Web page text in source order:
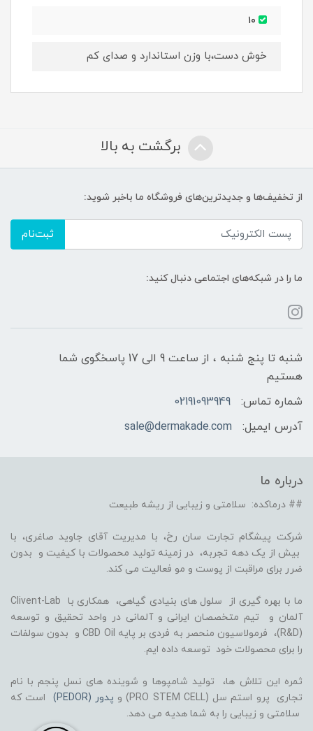
خوش دست،با وزن استاندارد و صدای کم
برگشت به بالا
از تخفیف‌ها و جدیدترین‌های فروشگاه ما باخبر شوید:
ثبت‌نام
ما را در شبکه‌های اجتماعی دنبال کنید:
شنبه تا پنج شنبه ، از ساعت 9 الی 17 پاسخگوی شما
هستیم
شماره تماس:
02191093949
آدرس ایمیل:
sale@dermakade.com
درباره ما
## درماکده: سلامتی و زیبایی از ریشه طبیعت
شرکت پیشگام تجارت سان رخ، با مدیریت آقای جاوید صاغری، با
بیش از یک دهه تجربه، در زمینه تولید محصولات با کیفیت و بدون
ضرر برای مراقبت از پوست و مو فعالیت می کند.
ما با بهره گیری از سلول های بنیادی گیاهی، همکاری با Clivent-Lab
آلمان و تیم متخصصان ایرانی و آلمانی در واحد تحقیق و توسعه
(R&D)، فرمولاسیون منحصر به فردی بر پایه CBD Oil و بدون سولفات
را برای محصولات خود توسعه داده ایم.
ثمره این تلاش ها، تولید شامپوها و شوینده های نسل پنجم با نام
تجاری پرو استم سل (PRO STEM CELL) و
پدور (PEDOR)
است که
سلامتی و زیبایی را به شما هدیه می دهد.